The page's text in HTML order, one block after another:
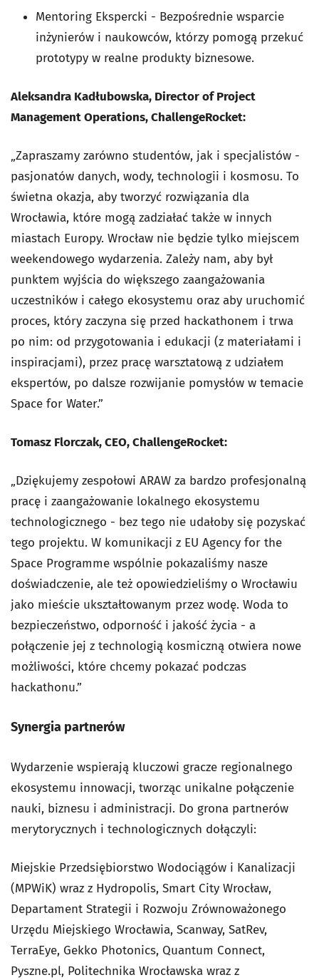
Mentoring Ekspercki - Bezpośrednie wsparcie
inżynierów i naukowców, którzy pomogą przekuć
prototypy w realne produkty biznesowe.
Aleksandra Kadłubowska, Director of Project
Management Operations, ChallengeRocket:
„Zapraszamy zarówno studentów, jak i specjalistów -
pasjonatów danych, wody, technologii i kosmosu. To
świetna okazja, aby tworzyć rozwiązania dla
Wrocławia, które mogą zadziałać także w innych
miastach Europy. Wrocław nie będzie tylko miejscem
weekendowego wydarzenia. Zależy nam, aby był
punktem wyjścia do większego zaangażowania
uczestników i całego ekosystemu oraz aby uruchomić
proces, który zaczyna się przed hackathonem i trwa
po nim: od przygotowania i edukacji (z materiałami i
inspiracjami), przez pracę warsztatową z udziałem
ekspertów, po dalsze rozwijanie pomysłów w temacie
Space for Water.”
Tomasz Florczak, CEO, ChallengeRocket:
„Dziękujemy zespołowi ARAW za bardzo profesjonalną
pracę i zaangażowanie lokalnego ekosystemu
technologicznego - bez tego nie udałoby się pozyskać
tego projektu. W komunikacji z EU Agency for the
Space Programme wspólnie pokazaliśmy nasze
doświadczenie, ale też opowiedzieliśmy o Wrocławiu
jako mieście ukształtowanym przez wodę. Woda to
bezpieczeństwo, odporność i jakość życia - a
połączenie jej z technologią kosmiczną otwiera nowe
możliwości, które chcemy pokazać podczas
hackathonu.”
Synergia partnerów
Wydarzenie wspierają kluczowi gracze regionalnego
ekosystemu innowacji, tworząc unikalne połączenie
nauki, biznesu i administracji. Do grona partnerów
merytorycznych i technologicznych dołączyli:
Miejskie Przedsiębiorstwo Wodociągów i Kanalizacji
(MPWiK) wraz z Hydropolis, Smart City Wrocław,
Departament Strategii i Rozwoju Zrównoważonego
Urzędu Miejskiego Wrocławia, Scanway, SatRev,
TerraEye, Gekko Photonics, Quantum Connect,
Pyszne.pl, Politechnika Wrocławska wraz z